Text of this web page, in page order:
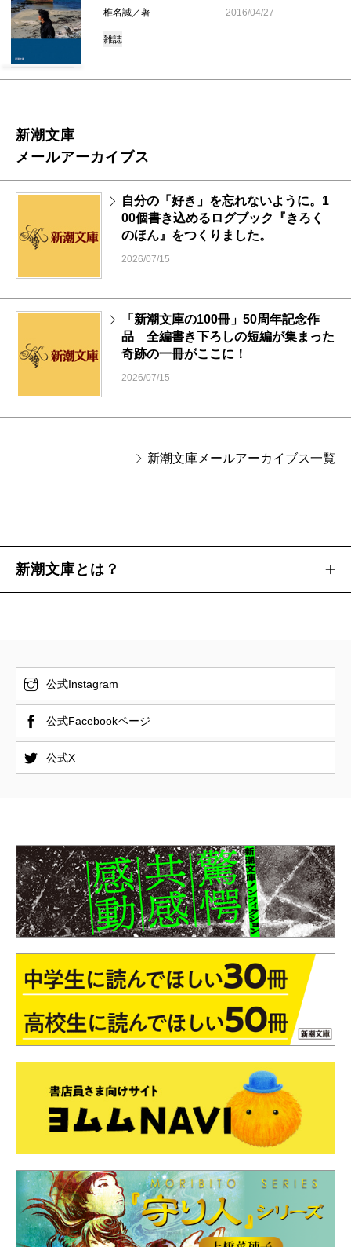
椎名誠／著 2016/04/27
雑誌
新潮文庫
メールアーカイブス
自分の「好き」を忘れないように。1
00個書き込めるログブック『きろく
のほん』をつくりました。
2026/07/15
「新潮文庫の100冊」50周年記念作
品 全編書き下ろしの短編が集まった
奇跡の一冊がここに！
2026/07/15
新潮文庫メールアーカイブス一覧
新潮文庫とは？
公式Instagram
公式Facebookページ
公式X